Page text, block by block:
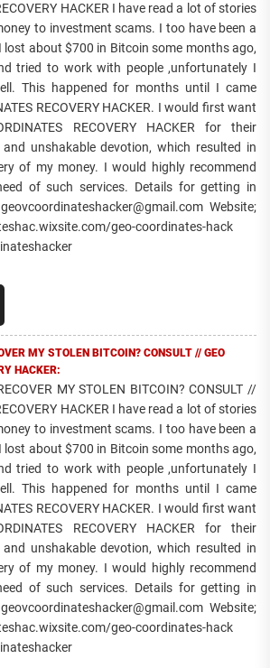
HACKER I have read a lot of stories
to investment scams. I too have been a
about $700 in Bitcoin some months ago,
tried to work with people ,unfortunately I
This happened for months until I came
RECOVERY HACKER. I would first want
RECOVERY HACKER for their
unshakable devotion, which resulted in
of my money. I would highly recommend
of such services. Details for getting in
Website;
geo-coordinates-hack
MY STOLEN BITCOIN? CONSULT // GEO
HACKER:
MY STOLEN BITCOIN? CONSULT //
HACKER I have read a lot of stories
to investment scams. I too have been a
about $700 in Bitcoin some months ago,
tried to work with people ,unfortunately I
This happened for months until I came
RECOVERY HACKER. I would first want
RECOVERY HACKER for their
unshakable devotion, which resulted in
of my money. I would highly recommend
of such services. Details for getting in
Website;
geo-coordinates-hack